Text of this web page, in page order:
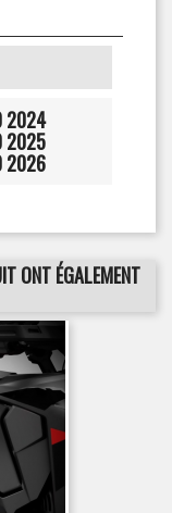
2024
2025
2026
ONT ÉGALEMENT